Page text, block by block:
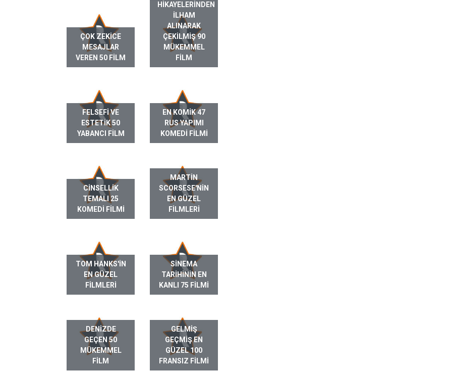
ÇOK ZEKICE
MESAJLAR
VEREN 50 FILM
HIKAYELERINDEN
ILHAM
ALINARAK
ÇEKILMIŞ 90
MÜKEMMEL
FILM
FELSEFI VE
ESTETIK 50
YABANCI FILM
EN KOMIK 47
RUS YAPIMI
KOMEDI FILMI
CINSELLIK
TEMALI 25
KOMEDI FILMI
MARTIN
SCORSESE'NIN
EN GÜZEL
FILMLERI
TOM HANKS'IN
EN GÜZEL
FILMLERI
SINEMA
TARIHININ EN
KANLI 75 FILMI
DENIZDE
GEÇEN 50
MÜKEMMEL
FILM
GELMIŞ
GEÇMIŞ EN
GÜZEL 100
FRANSIZ FILMI